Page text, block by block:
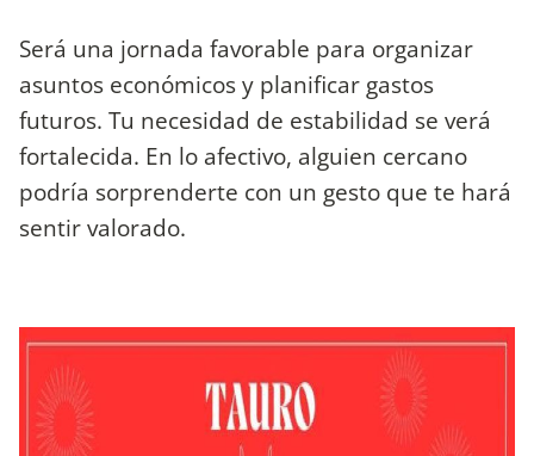
Será una jornada favorable para organizar
asuntos económicos y planificar gastos
futuros. Tu necesidad de estabilidad se verá
fortalecida. En lo afectivo, alguien cercano
podría sorprenderte con un gesto que te hará
sentir valorado.